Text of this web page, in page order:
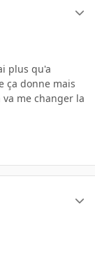
plus qu'a
ça donne mais
me changer la